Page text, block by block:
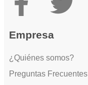
Empresa
¿Quiénes somos?
Preguntas Frecuentes